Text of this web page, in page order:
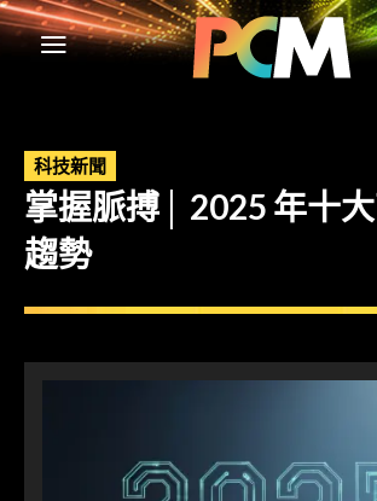
科技新聞
掌握脈搏│ 2025 年十
趨勢